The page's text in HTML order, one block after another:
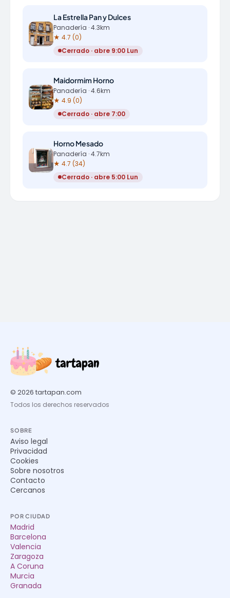
La Estrella Pan y Dulces
Panadería · 4.3km
★ 4.7 (0)
Cerrado · abre 9:00 Lun
Maidormim Horno
Panadería · 4.6km
★ 4.9 (0)
Cerrado · abre 7:00
Horno Mesado
Panadería · 4.7km
★ 4.7 (34)
Cerrado · abre 5:00 Lun
© 2026 tartapan.com
Todos los derechos reservados
SOBRE
Aviso legal
Privacidad
Cookies
Sobre nosotros
Contacto
Cercanos
POR CIUDAD
Madrid
Barcelona
Valencia
Zaragoza
A Coruna
Murcia
Granada